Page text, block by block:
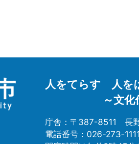
人をてらす 人を
～文化
庁舎：〒387-8511
長
電話番号：026-273-